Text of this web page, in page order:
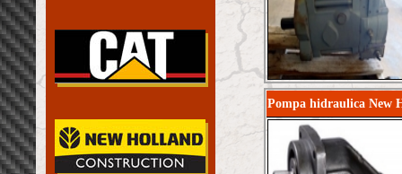
Pompa hidraulica New